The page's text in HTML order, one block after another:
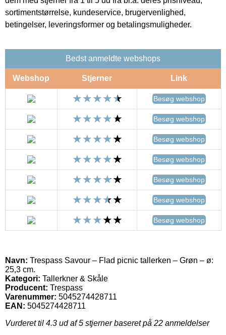
sortimentstørrelse, kundeservice, brugervenlighed,
betingelser, leveringsformer og betalingsmuligheder.
Bedst anmeldte webshops
Webshop Stjerner Link
Besøg webshop
Besøg webshop
Besøg webshop
Besøg webshop
Besøg webshop
Besøg webshop
Besøg webshop
Navn: Trespass Savour – Flad picnic tallerken – Grøn – ø:
25,3 cm.
Kategori: Tallerkner & Skåle
Producent: Trespass
Varenummer: 5045274428711
EAN: 5045274428711
Vurderet til 4.3 ud af 5 stjerner baseret på 22 anmeldelser